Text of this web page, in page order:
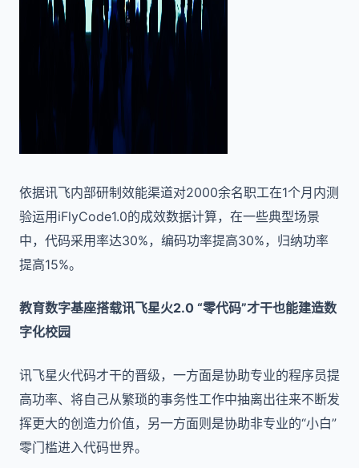
依据讯飞内部研制效能渠道对2000余名职工在1个月内测
验运用iFlyCode1.0的成效数据计算，在一些典型场景
中，代码采用率达30%，编码功率提高30%，归纳功率
提高15%。
教育数字基座搭载讯飞星火2.0 “零代码”才干也能建造数
字化校园
讯飞星火代码才干的晋级，一方面是协助专业的程序员提
高功率、将自己从繁琐的事务性工作中抽离出往来不断发
挥更大的创造力价值，另一方面则是协助非专业的“小白”
零门槛进入代码世界。